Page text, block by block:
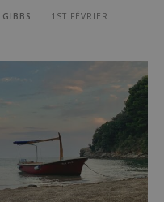
1ST FÉVRIER